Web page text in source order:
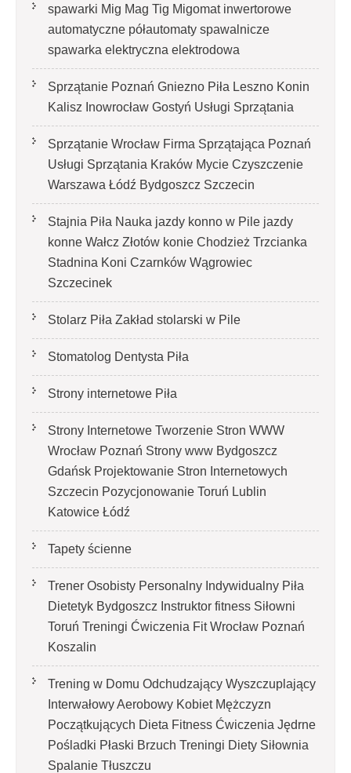
spawarki Mig Mag Tig Migomat inwertorowe
automatyczne półautomaty spawalnicze
spawarka elektryczna elektrodowa
Sprzątanie Poznań Gniezno Piła Leszno Konin
Kalisz Inowrocław Gostyń Usługi Sprzątania
Sprzątanie Wrocław Firma Sprzątająca Poznań
Usługi Sprzątania Kraków Mycie Czyszczenie
Warszawa Łódź Bydgoszcz Szczecin
Stajnia Piła Nauka jazdy konno w Pile jazdy
konne Wałcz Złotów konie Chodzież Trzcianka
Stadnina Koni Czarnków Wągrowiec
Szczecinek
Stolarz Piła Zakład stolarski w Pile
Stomatolog Dentysta Piła
Strony internetowe Piła
Strony Internetowe Tworzenie Stron WWW
Wrocław Poznań Strony www Bydgoszcz
Gdańsk Projektowanie Stron Internetowych
Szczecin Pozycjonowanie Toruń Lublin
Katowice Łódź
Tapety ścienne
Trener Osobisty Personalny Indywidualny Piła
Dietetyk Bydgoszcz Instruktor fitness Siłowni
Toruń Treningi Ćwiczenia Fit Wrocław Poznań
Koszalin
Trening w Domu Odchudzający Wyszczuplający
Interwałowy Aerobowy Kobiet Mężczyzn
Początkujących Dieta Fitness Ćwiczenia Jędrne
Pośladki Płaski Brzuch Treningi Diety Siłownia
Spalanie Tłuszczu